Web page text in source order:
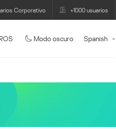
Corporativo +1000 usuarios
Modo oscuro Spanish